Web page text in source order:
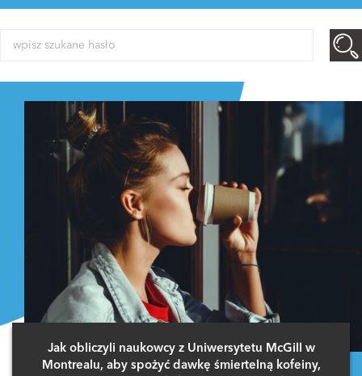
Jak obliczyli naukowcy z Uniwersytetu McGill w
Montrealu, aby spożyć dawkę śmiertelną kofeiny,